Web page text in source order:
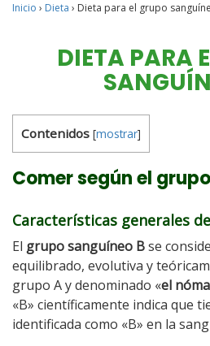
Inicio › Dieta › Dieta para el grupo
DIETA PARA
Contenidos [mostrar]
Comer según el
Características generales
El grupo sanguíneo Bse
equilibrado, evolutiva y
grupo A y denominado «el
«B» científicamente indica que
identificada como «B» en la